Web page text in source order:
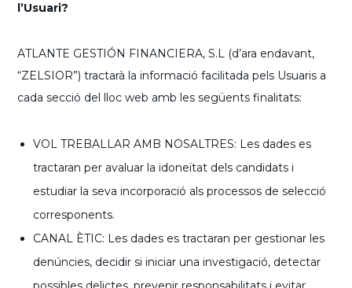
l’Usuari?
ATLANTE GESTIÓN FINANCIERA, S.L (d’ara endavant,
“ZELSIOR”) tractarà la informació facilitada pels Usuaris a
cada secció del lloc web amb les següents finalitats:
VOL TREBALLAR AMB NOSALTRES: Les dades es
tractaran per avaluar la idoneïtat dels candidats i
estudiar la seva incorporació als processos de selecció
corresponents.
CANAL ÈTIC: Les dades es tractaran per gestionar les
denúncies, decidir si iniciar una investigació, detectar